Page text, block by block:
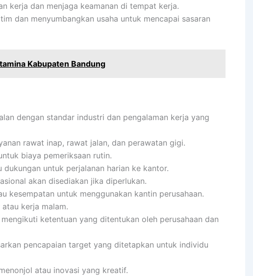
kerja dan menjaga keamanan di tempat kerja.
dan menyumbangkan usaha untuk mencapai sasaran
Kabupaten Bandung
dengan standar industri dan pengalaman kerja yang
rawat inap, rawat jalan, dan perawatan gigi.
biaya pemeriksaan rutin.
untuk perjalanan harian ke kantor.
akan disediakan jika diperlukan.
kesempatan untuk menggunakan kantin perusahaan.
kerja malam.
ketentuan yang ditentukan oleh perusahaan dan
pencapaian target yang ditetapkan untuk individu
atau inovasi yang kreatif.